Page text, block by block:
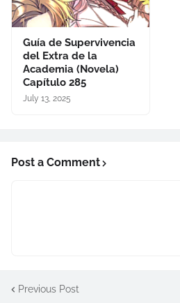
Guía de Supervivencia
del Extra de la
Academia (Novela)
Capítulo 285
July 13, 2025
Post a Comment
Previous Post